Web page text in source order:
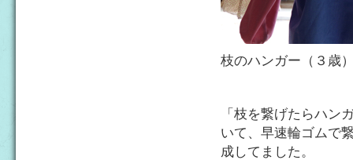
枝のハンガー（３歳
「枝を繋げたらハン
いて、早速輪ゴムで
成してました。